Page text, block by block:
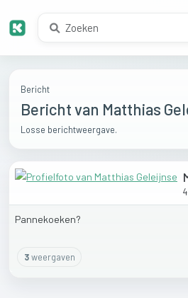
Bericht
Bericht van Matthias
Losse berichtweergave.
Pannekoeken?
3weergaven